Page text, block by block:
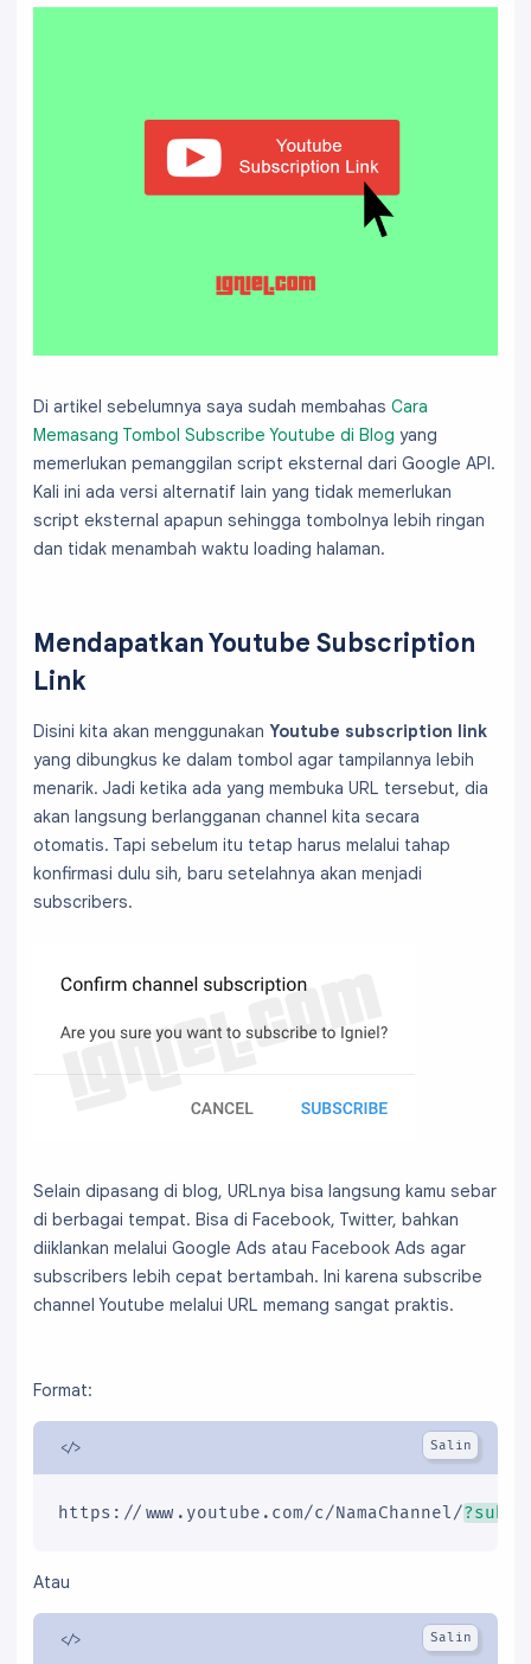
Di artikel sebelumnya saya sudah membahas Cara
Memasang Tombol Subscribe Youtube di Blog yang
memerlukan pemanggilan script eksternal dari Google API.
Kali ini ada versi alternatif lain yang tidak memerlukan
script eksternal apapun sehingga tombolnya lebih ringan
dan tidak menambah waktu loading halaman.
Mendapatkan Youtube Subscription
Link
Disini kita akan menggunakan Youtube subscription link
yang dibungkus ke dalam tombol agar tampilannya lebih
menarik. Jadi ketika ada yang membuka URL tersebut, dia
akan langsung berlangganan channel kita secara
otomatis. Tapi sebelum itu tetap harus melalui tahap
konfirmasi dulu sih, baru setelahnya akan menjadi
subscribers.
Selain dipasang di blog, URLnya bisa langsung kamu sebar
di berbagai tempat. Bisa di Facebook, Twitter, bahkan
diiklankan melalui Google Ads atau Facebook Ads agar
subscribers lebih cepat bertambah. Ini karena subscribe
channel Youtube melalui URL memang sangat praktis.
Format:
https://www.youtube.com/c/NamaChannel/
Atau